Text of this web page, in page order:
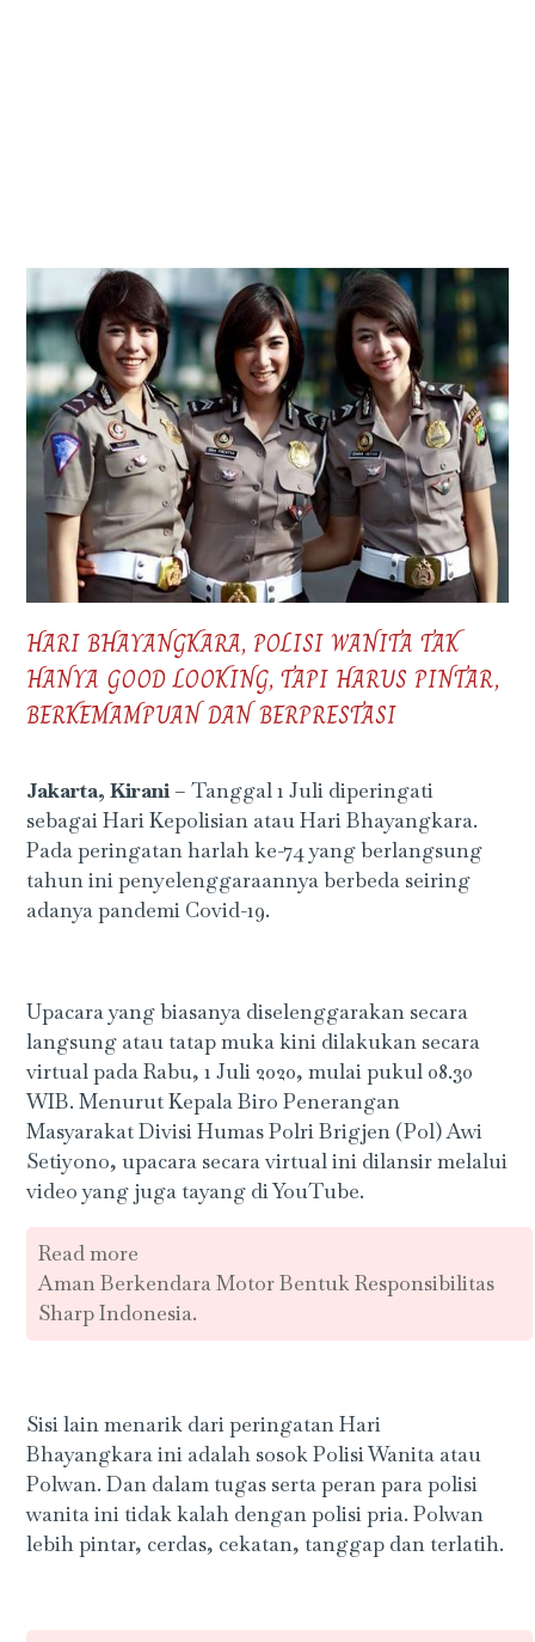
HARI BHAYANGKARA, POLISI WANITA TAK
HANYA GOOD LOOKING, TAPI HARUS PINTAR,
BERKEMAMPUAN DAN BERPRESTASI
Jakarta, Kirani– Tanggal 1 Juli diperingati
sebagai Hari Kepolisian atau Hari Bhayangkara.
Pada peringatan harlah ke-74 yang berlangsung
tahun ini penyelenggaraannya berbeda seiring
adanya pandemi Covid-19.
Upacara yang biasanya diselenggarakan secara
langsung atau tatap muka kini dilakukan secara
virtual pada Rabu, 1 Juli 2020, mulai pukul 08.30
WIB. Menurut Kepala Biro Penerangan
Masyarakat Divisi Humas Polri Brigjen (Pol) Awi
Setiyono, upacara secara virtual ini dilansir melalui
video yang juga tayang di YouTube.
Read more
Aman Berkendara Motor Bentuk Responsibilitas
Sharp Indonesia.
Sisi lain menarik dari peringatan Hari
Bhayangkara ini adalah sosok Polisi Wanita atau
Polwan. Dan dalam tugas serta peran para polisi
wanita ini tidak kalah dengan polisi pria. Polwan
lebih pintar, cerdas, cekatan, tanggap dan terlatih.